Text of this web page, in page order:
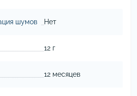
шумов Нет
12 г
12 месяцев